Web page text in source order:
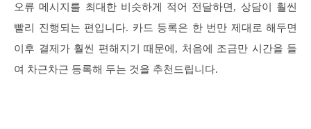
오류 메시지를 최대한 비슷하게 적어 전달하면, 상담이 훨씬
빨리 진행되는 편입니다. 카드 등록은 한 번만 제대로 해두면
이후 결제가 훨씬 편해지기 때문에, 처음에 조금만 시간을 들
여 차근차근 등록해 두는 것을 추천드립니다.